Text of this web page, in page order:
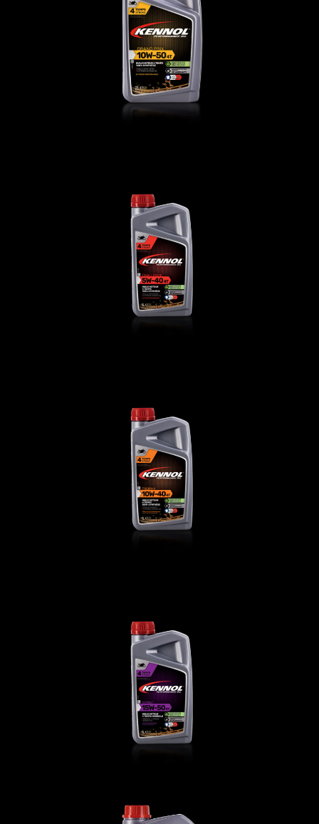
GRAND PRIX 10W-50 4T
发动机油,摩托车
CHALLENGE 5W-40 4T
发动机油,摩托车
TROPHY 10W-40 4T
发动机油,摩托车
SPRINT 15W-50 4T
发动机油,摩托车